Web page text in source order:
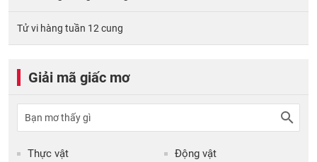
Tử vi hàng tuần 12 cung
Giải mã giấc mơ
Thực vật Động vật